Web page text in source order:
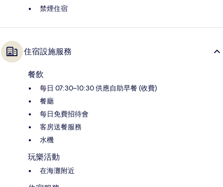
禁煙住宿
住宿設施服務
餐飲
每日 07:30–10:30 供應自助早餐 (收費)
餐廳
每日免費招待會
客房送餐服務
水機
玩樂活動
在海灘附近